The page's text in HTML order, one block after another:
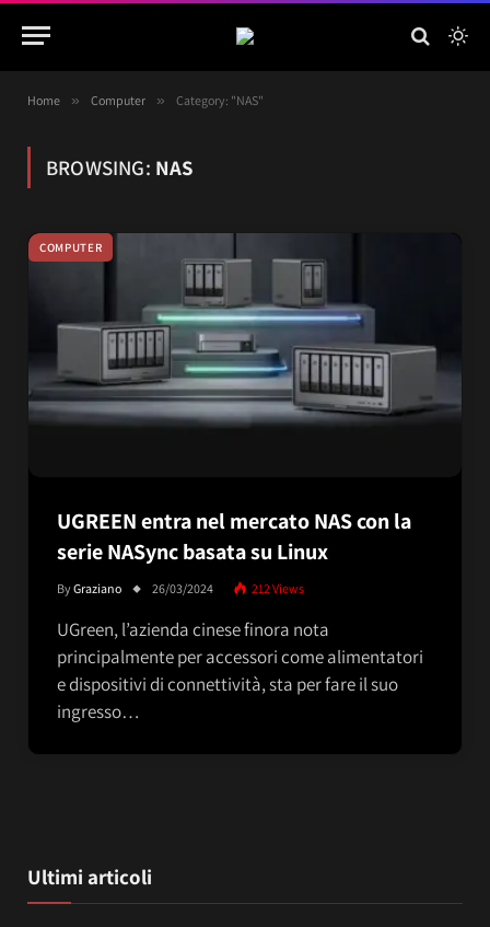
Home » Computer » Category: "NAS"
BROWSING: NAS
COMPUTER
UGREEN entra nel mercato NAS con la
serie NASync basata su Linux
ByGraziano 26/03/2024 212 Views
UGreen, l’azienda cinese finora nota
principalmente per accessori come alimentatori
e dispositivi di connettività, sta per fare il suo
ingresso…
Ultimi articoli